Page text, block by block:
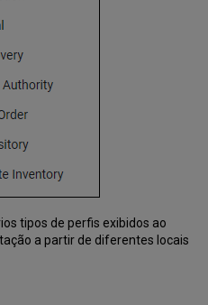
tipos de perfis exibidos ao
a partir de diferentes locais